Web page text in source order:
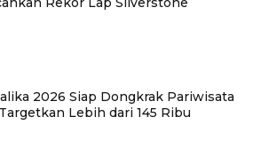
2026 Siap Dongkrak Pariwisata
Lebih dari 145 Ribu